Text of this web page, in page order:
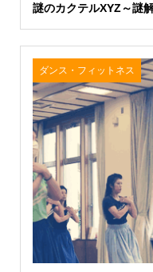
謎のカクテルXYZ～謎
ダンス・フィットネス